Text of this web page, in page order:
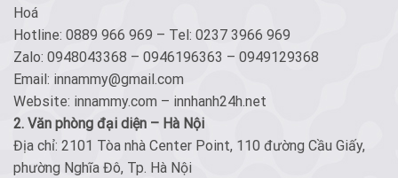
Hoá
Hotline: 0889 966 969 – Tel: 0237 3966 969
Zalo: 0948043368 – 0946196363 – 0949129368
Email: innammy@gmail.com
Website: innammy.com – innhanh24h.net
2. Văn phòng đại diện – Hà Nội
Địa chỉ: 2101 Tòa nhà Center Point, 110 đường Cầu Giấy,
phường Nghĩa Đô, Tp. Hà Nội